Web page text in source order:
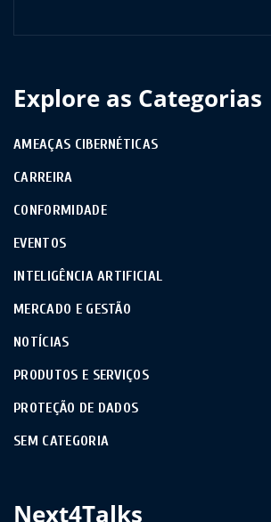
Explore as Categorias
AMEAÇAS CIBERNÉTICAS
CARREIRA
CONFORMIDADE
EVENTOS
INTELIGÊNCIA ARTIFICIAL
MERCADO E GESTÃO
NOTÍCIAS
PRODUTOS E SERVIÇOS
PROTEÇÃO DE DADOS
SEM CATEGORIA
Next4Talks